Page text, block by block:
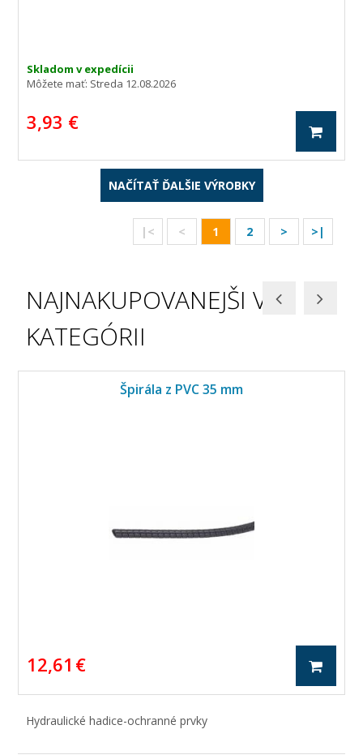
Skladom v expedícii
Môžete mať: Streda 12.08.2026
3,93 €
NAČÍTAŤ ĎALŠIE VÝROBKY
|< < 1 2 > >|
NAJNAKUPOVANEJŠI V
KATEGÓRII
Špirála z PVC 35 mm
12,61 €
Hydraulické hadice-ochranné prvky